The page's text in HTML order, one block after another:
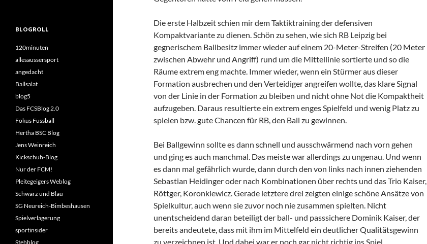
Die erste Halbzeit schien mir dem Taktiktraining der defensiven
Kompaktvariante zu dienen. Schön zu sehen, wie sich RB Leipzig bei
gegnerischem Ballbesitz immer wieder auf einem 20-Meter-Streifen (20 Meter
zwischen Abwehr und Angriff) rund um die Mittellinie sortierte und so die
Räume extrem eng machte. Immer wieder, wenn ein Stürmer aus dieser
Formation ausbrechen und den Verteidiger angreifen wollte, das klare Signal
von der Linie in der Formation zu bleiben und nicht ohne Not die Kompaktheit
aufzugeben. Daraus resultierte ein extrem enges Spielfeld und wenig Platz zu
spielen bzw. gute Chancen für RB, den Ball zu gewinnen.
Bei Ballgewinn sollte es dann schnell und ausschwärmend nach vorn gehen
und ging es auch manchmal. Das meiste war allerdings zu ungenau. Und wenn
es dann mal gefährlich wurde, dann durch den von links nach innen ziehenden
Sebastian Heidinger oder nach Kombinationen über rechts und das Trio Kaiser,
Röttger, Koronkiewicz. Gerade letztere drei zeigten einige schöne Ansätze von
Spielkultur, auch wenn sie zuvor noch nie zusammen spielten. Nicht
unentscheidend daran beteiligt der ball- und passsichere Dominik Kaiser, der
bereits andeutete, dass mit ihm im Mittelfeld ein deutlicher Qualitätsgewinn
zu verzeichnen ist. Und dabei war er noch gar nicht richtig ins Spiel
BLOGROLL
120minuten
allesaussersport
angedacht
Ballsalat
blog5
Das FCSBlog 2.0
Fokus Fussball
Hertha BSC Blog
Jens Weinreich
Kickschuh-Blog
Nur der FCM!
Pleitegeigers Weblog
Schwarz und Blau
SG Neureich-Bimbeshausen
Spielverlagerung
sportinsider
Stehblog